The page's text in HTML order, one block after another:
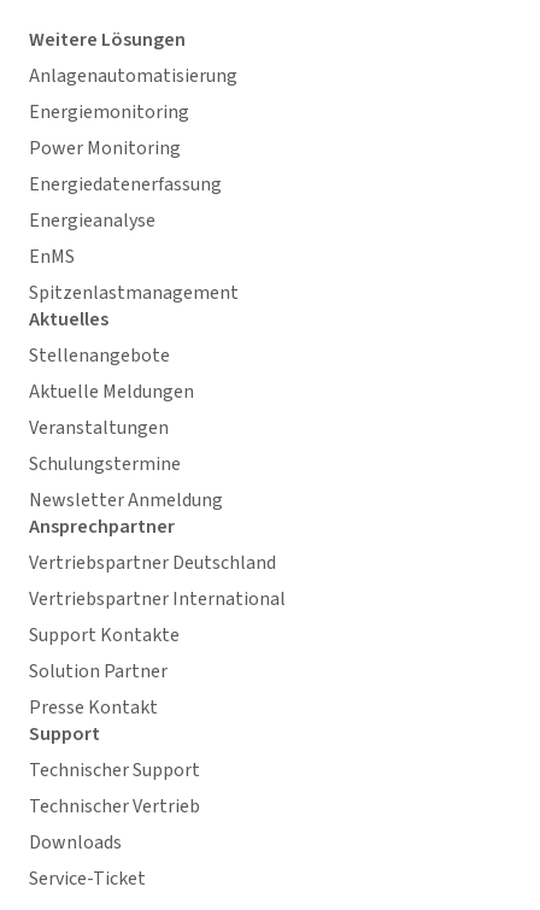
Weitere Lösungen
Anlagenautomatisierung
Energiemonitoring
Power Monitoring
Energiedatenerfassung
Energieanalyse
EnMS
Spitzenlastmanagement
Aktuelles
Stellenangebote
Aktuelle Meldungen
Veranstaltungen
Schulungstermine
Newsletter Anmeldung
Ansprechpartner
Vertriebspartner Deutschland
Vertriebspartner International
Support Kontakte
Solution Partner
Presse Kontakt
Support
Technischer Support
Technischer Vertrieb
Downloads
Service-Ticket